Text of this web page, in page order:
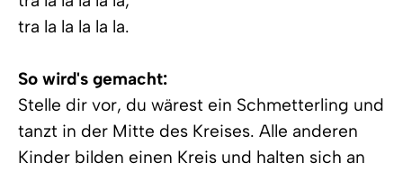
tra la la la la la.
So wird's gemacht:
Stelle dir vor, du wärest ein Schmetterling und
tanzt in der Mitte des Kreises. Alle anderen
Kinder bilden einen Kreis und halten sich an